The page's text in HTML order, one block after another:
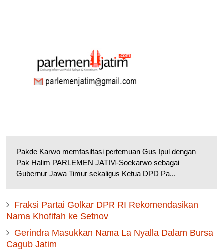
Pakde Karwo memfasiltasi pertemuan Gus Ipul dengan
Pak Halim PARLEMEN JATIM-Soekarwo sebagai
Gubernur Jawa Timur sekaligus Ketua DPD Pa...
Fraksi Partai Golkar DPR RI Rekomendasikan
Nama Khofifah ke Setnov
Gerindra Masukkan Nama La Nyalla Dalam Bursa
Cagub Jatim